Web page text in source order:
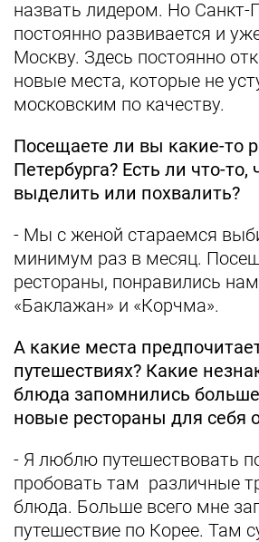
назвать лидером. Но Санкт-
постоянно развивается и
Москву. Здесь постоянно
новые места, которые не
московским по качеству.
Посещаете ли вы какие-то
Петербурга? Есть ли что-
выделить или похвалить?
- Мы с женой стараемся
минимум раз в месяц.
рестораны, понравились
«Баклажан» и «Корчма».
А какие места
путешествиях? Какие
блюда запомнились больше
новые рестораны для себя
- Я люблю путешествовать
пробовать там различные
блюда. Больше всего мне
путешествие по Корее. Там